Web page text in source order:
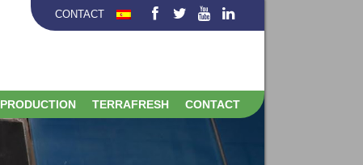
CONTACT
PRODUCTION TERRAFRESH CONTACT